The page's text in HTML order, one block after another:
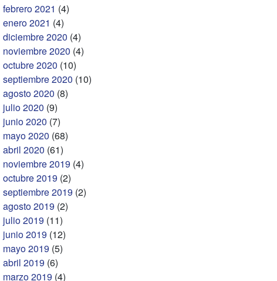
febrero 2021 (4)
enero 2021 (4)
diciembre 2020 (4)
noviembre 2020 (4)
octubre 2020 (10)
septiembre 2020 (10)
agosto 2020 (8)
julio 2020 (9)
junio 2020 (7)
mayo 2020 (68)
abril 2020 (61)
noviembre 2019 (4)
octubre 2019 (2)
septiembre 2019 (2)
agosto 2019 (2)
julio 2019 (11)
junio 2019 (12)
mayo 2019 (5)
abril 2019 (6)
marzo 2019 (4)